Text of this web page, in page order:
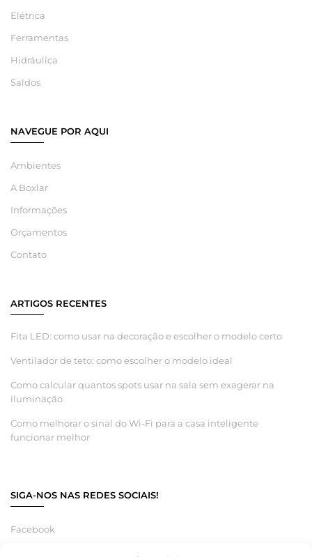
Elétrica
Ferramentas
Hidráulica
Saldos
NAVEGUE POR AQUI
Ambientes
A Boxlar
Informações
Orçamentos
Contato
ARTIGOS RECENTES
Fita LED: como usar na decoração e escolher o modelo certo
Ventilador de teto: como escolher o modelo ideal
Como calcular quantos spots usar na sala sem exagerar na
iluminação
Como melhorar o sinal do Wi-Fi para a casa inteligente
funcionar melhor
SIGA-NOS NAS REDES SOCIAIS!
Facebook